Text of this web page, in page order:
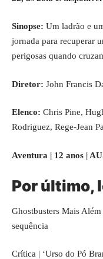
Sinopse: Um ladrão e
jornada para recuperar
perigosas quando
Diretor: John Francis
Elenco: Chris Pine,
Rodriguez, Rege-Jean
Aventura | 12 anos |
Por último,
Ghostbusters Mais
sequência
Crítica | ‘Urso do Pó